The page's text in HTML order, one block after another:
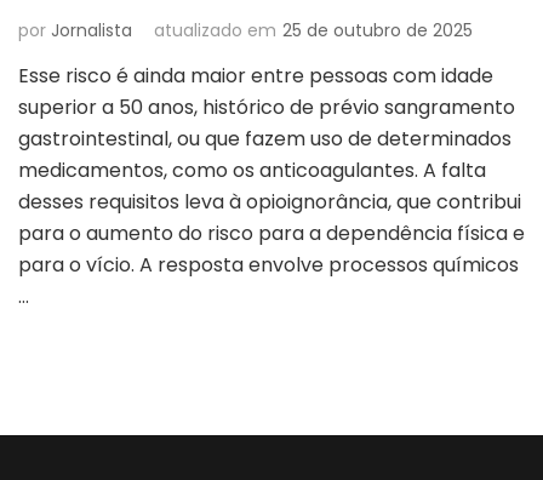
por Jornalista atualizado em 25 de outubro de 2025
Esse risco é ainda maior entre pessoas com idade
superior a 50 anos, histórico de prévio sangramento
gastrointestinal, ou que fazem uso de determinados
medicamentos, como os anticoagulantes. A falta
desses requisitos leva à opioignorância, que contribui
para o aumento do risco para a dependência física e
para o vício. A resposta envolve processos químicos
…